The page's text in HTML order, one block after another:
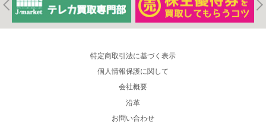
特定商取引法に基づく表示
個人情報保護に関して
会社概要
沿革
お問い合わせ